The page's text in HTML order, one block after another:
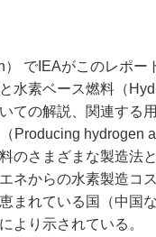
でIEAがこのレポー
水素ベース燃料（
ての解説、関連する
hydrogen
のさまざまな製造
ネからの水素製造コ
まれている国（中国
より示されている。